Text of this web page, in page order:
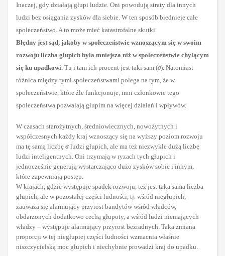
Inaczej, gdy działają głupi ludzie. Oni powodują straty dla innych
ludzi bez osiągania zysków dla siebie. W ten sposób biednieje całe
społeczeństwo. A to może mieć katastrofalne skutki.
Błędny jest sąd, jakoby w społeczeństwie wznoszącym się w swoim
rozwoju liczba głupich była mniejsza niż w społeczeństwie chylącym
się ku upadkowi. Tu i tam ich procent jest taki sam (σ). Natomiast
różnica między tymi społeczeństwami polega na tym, że w
społeczeństwie, które źle funkcjonuje, inni członkowie tego
społeczeństwa pozwalają głupim na więcej działań i wpływów.
W czasach starożytnych, średniowiecznych, nowożytnych i
współczesnych każdy kraj wznoszący się na wyższy poziom rozwoju
ma tę samą liczbę σludzi głupich, ale ma też niezwykle dużą liczbę
ludzi inteligentnych. Oni trzymają w ryzach tych głupich i
jednocześnie generują wystarczająco dużo zysków sobie i innym,
które zapewniają postęp.
W krajach, gdzie występuje spadek rozwoju, też jest taka sama liczba
głupich, ale w pozostałej części ludności, tj. wśród niegłupich,
zauważa się alarmujący przyrost bandytów wśród władców,
obdarzonych dodatkowo cechą głupoty, a wśród ludzi niemających
władzy – występuje alarmujący przyrost bezradnych. Taka zmiana
proporcji w tej niegłupiej części ludności wzmacnia właśnie
niszczycielską moc głupich i niechybnie prowadzi kraj do upadku.